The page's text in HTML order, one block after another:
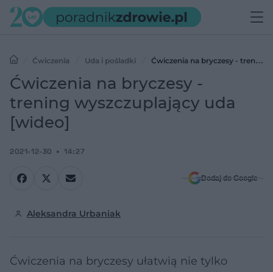
Ćwiczenia Uda i pośladki
Ćwiczenia na bryczesy - trening
wyszczuplający uda [wideo]
Ćwiczenia na bryczesy -
trening wyszczuplający uda
[wideo]
2021-12-30 14:27
Dodaj do Google
Aleksandra Urbaniak
Ćwiczenia na bryczesy ułatwią nie tylko